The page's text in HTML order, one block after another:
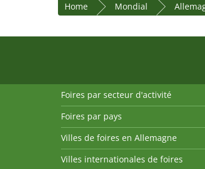
Home Mondial
Foires par secteur d'activité
Foires par pays
Villes de foires en Allemagne
Villes internationales de foires